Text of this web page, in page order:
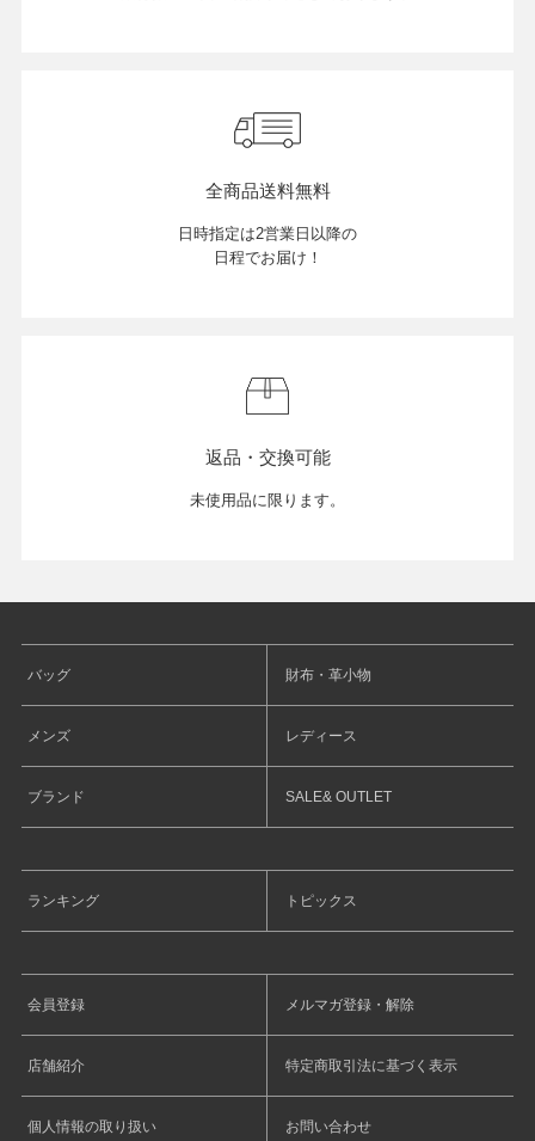
全商品送料無料
日時指定は2営業日以降の
日程でお届け！
返品・交換可能
未使用品に限ります。
バッグ 財布・革小物
メンズ レディース
ブランド SALE& OUTLET
ランキング トピックス
会員登録 メルマガ登録・解除
店舗紹介 特定商取引法に基づく表示
個人情報の取り扱い お問い合わせ